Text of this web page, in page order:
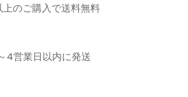
のご購入で送料無料
4営業日以内に発送